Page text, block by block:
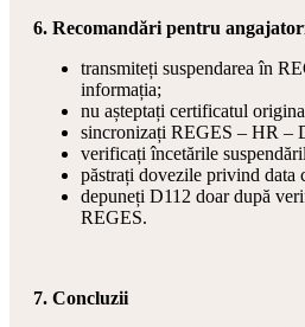
6. Recomandări pentru
transmiteți suspendarea în
informația;
nu așteptați certificatul
sincronizați REGES – HR –
verificați încetările
păstrați dovezile privind data
depuneți D112 doar după
REGES.
7. Concluzii